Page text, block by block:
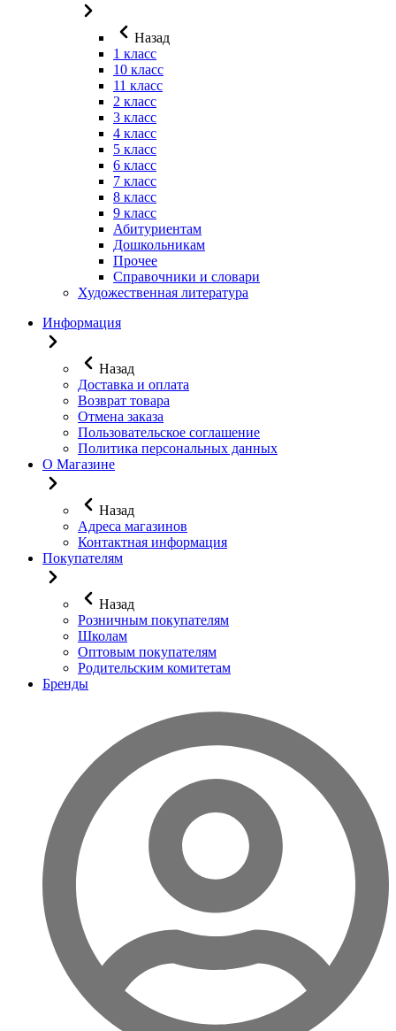
Назад
1 класс
10 класс
11 класс
2 класс
3 класс
4 класс
5 класс
6 класс
7 класс
8 класс
9 класс
Абитуриентам
Дошкольникам
Прочее
Справочники и словари
Художественная литература
Информация
Назад
Доставка и оплата
Возврат товара
Отмена заказа
Пользовательское соглашение
Политика персональных данных
О Магазине
Назад
Адреса магазинов
Контактная информация
Покупателям
Назад
Розничным покупателям
Школам
Оптовым покупателям
Родительским комитетам
Бренды